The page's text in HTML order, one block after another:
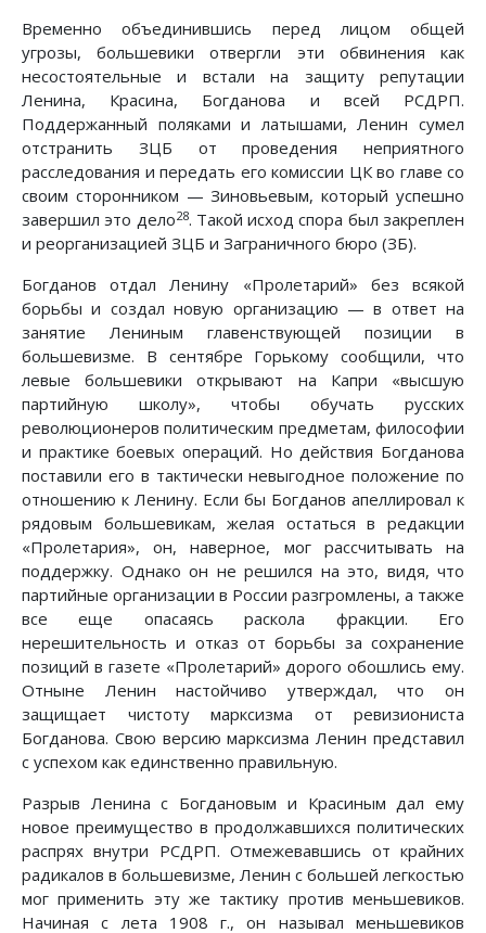
Временно объединившись перед лицом общей
угрозы, большевики отвергли эти обвинения как
несостоятельные и встали на защиту репутации
Ленина, Красина, Богданова и всей РСДРП.
Поддержанный поляками и латышами, Ленин сумел
отстранить ЗЦБ от проведения неприятного
расследования и передать его комиссии ЦК во главе со
своим сторонником — Зиновьевым, который успешно
завершил это дело28. Такой исход спора был закреплен
и реорганизацией ЗЦБ и Заграничного бюро (ЗБ).
Богданов отдал Ленину «Пролетарий» без всякой
борьбы и создал новую организацию — в ответ на
занятие Лениным главенствующей позиции в
большевизме. В сентябре Горькому сообщили, что
левые большевики открывают на Капри «высшую
партийную школу», чтобы обучать русских
революционеров политическим предметам, философии
и практике боевых операций. Но действия Богданова
поставили его в тактически невыгодное положение по
отношению к Ленину. Если бы Богданов апеллировал к
рядовым большевикам, желая остаться в редакции
«Пролетария», он, наверное, мог рассчитывать на
поддержку. Однако он не решился на это, видя, что
партийные организации в России разгромлены, а также
все еще опасаясь раскола фракции. Его
нерешительность и отказ от борьбы за сохранение
позиций в газете «Пролетарий» дорого обошлись ему.
Отныне Ленин настойчиво утверждал, что он
защищает чистоту марксизма от ревизиониста
Богданова. Свою версию марксизма Ленин представил
с успехом как единственно правильную.
Разрыв Ленина с Богдановым и Красиным дал ему
новое преимущество в продолжавшихся политических
распрях внутри РСДРП. Отмежевавшись от крайних
радикалов в большевизме, Ленин с большей легкостью
мог применить эту же тактику против меньшевиков.
Начиная с лета 1908 г., он называл меньшевиков